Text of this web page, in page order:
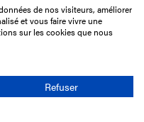
de nos visiteurs, améliorer
et vous faire vivre une
sur les cookies que nous
Refuser